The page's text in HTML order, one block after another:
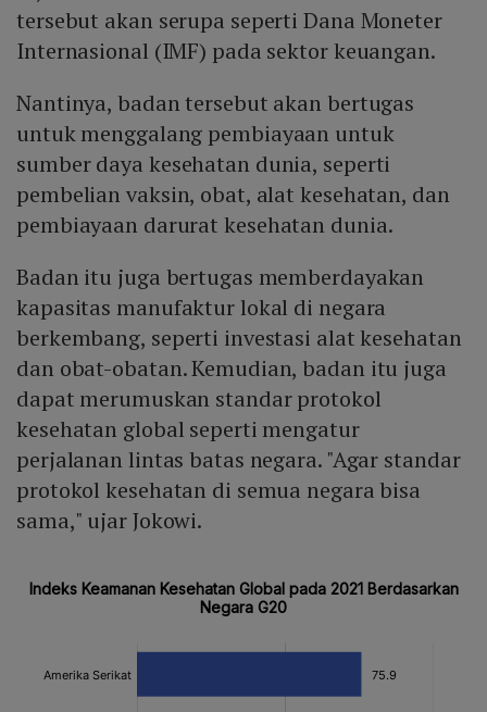
tersebut akan serupa seperti Dana Moneter
Internasional (IMF) pada sektor keuangan.
Nantinya, badan tersebut akan bertugas
untuk menggalang pembiayaan untuk
sumber daya kesehatan dunia, seperti
pembelian vaksin, obat, alat kesehatan, dan
pembiayaan darurat kesehatan dunia.
Badan itu juga bertugas memberdayakan
kapasitas manufaktur lokal di negara
berkembang, seperti investasi alat kesehatan
dan obat-obatan. Kemudian, badan itu juga
dapat merumuskan standar protokol
kesehatan global seperti mengatur
perjalanan lintas batas negara. "Agar standar
protokol kesehatan di semua negara bisa
sama," ujar Jokowi.